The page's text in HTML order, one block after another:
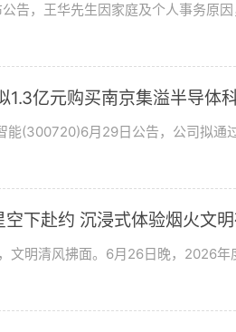
告，王华先生因家庭及个人事务原
1.3亿元购买南京集溢半导体
能(300720)6月29日公告，公司拟通
下赴约 沉浸式体验烟火文
文明清风拂面。6月26日晚，2026年